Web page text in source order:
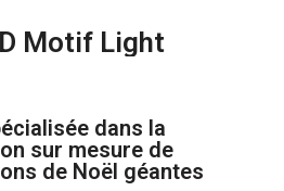
Motif Light
dans la
sur mesure de
de Noël géantes